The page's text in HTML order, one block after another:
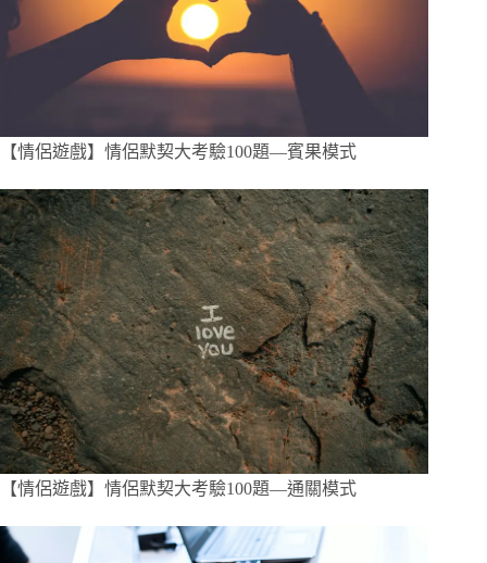
【情侶遊戲】情侶默契大考驗100題—賓果模式
【情侶遊戲】情侶默契大考驗100題—通關模式